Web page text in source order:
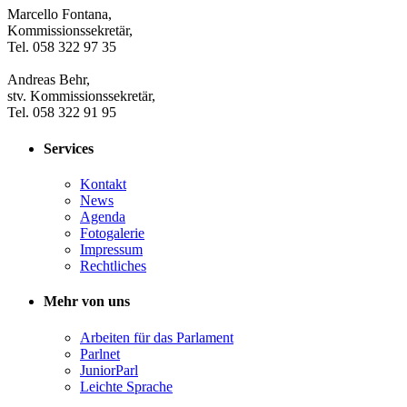
Marcello Fontana,
Kommissionssekretär,
Tel. 058 322 97 35
Andreas Behr,
stv. Kommissionssekretär,
Tel. 058 322 91 95
Services
Kontakt
News
Agenda
Fotogalerie
Impressum
Rechtliches
Mehr von uns
Arbeiten für das Parlament
Parlnet
JuniorParl
Leichte Sprache